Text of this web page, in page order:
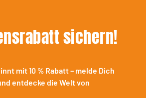
sichern!
mit 10 % Rabatt – melde Dich
entdecke die Welt von